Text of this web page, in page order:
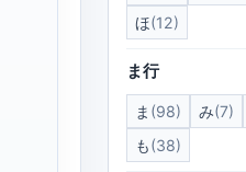
ほ(12)
ま行
ま (98) み(7)
も(38)